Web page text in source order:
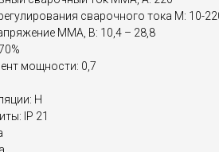
сварочного тока M: 10-
ММА, В: 10,4 – 28,8
мощности: 0,7
Н
IP 21